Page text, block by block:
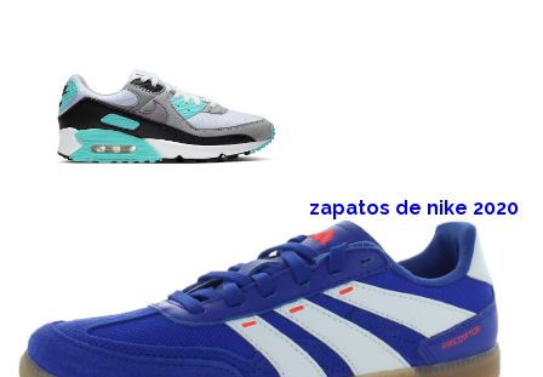
zapatos de nike 2020